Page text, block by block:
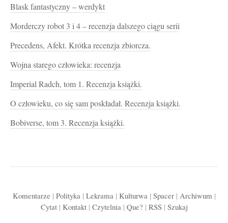
Blask fantastyczny – werdykt
Morderczy robot 3 i 4 – recenzja dalszego ciągu serii
Precedens, Afekt. Krótka recenzja zbiorcza.
Wojna starego człowieka: recenzja
Imperial Radch, tom 1. Recenzja książki.
O człowieku, co się sam poskładał. Recenzja książki.
Bobiverse, tom 3. Recenzja książki.
Komentarze | Polityka | Lekrama | Kulturwa | Spacer| Archiwum |
Cytat| Kontakt| Czytelnia | Que? | RSS| Szukaj